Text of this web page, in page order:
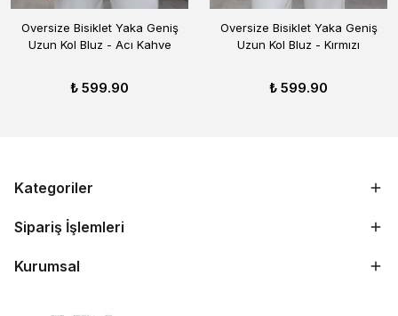
Oversize Bisiklet Yaka Geniş
Uzun Kol Bluz - Acı Kahve
₺ 599.90
Oversize Bisiklet Yaka Geniş
Uzun Kol Bluz - Kırmızı
₺ 599.90
Kategoriler
Sipariş İşlemleri
Kurumsal